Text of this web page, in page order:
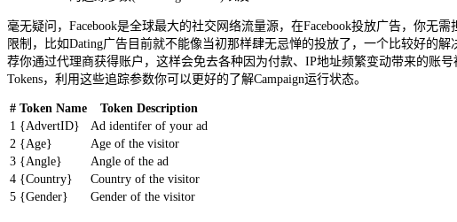
毫无疑问，Facebook是全球最大的社交网络流量源，在Facebook投放广告，你无
限制，比如Dating广告目前就不能像当初那样肆无忌惮的投放了，一个比较好的
荐你通过代理商获得账户，这样会免去各种因为付款、IP地址频繁变动带来的账
Tokens，利用这些追踪参数你可以更好的了解Campaign运行状态。
# Token Name
Token Description
1 {AdvertID}
Ad identifer of your ad
2 {Age}
Age of the visitor
3 {Angle}
Angle of the ad
4 {Country}
Country of the visitor
5 {Gender} Gender of the visitor